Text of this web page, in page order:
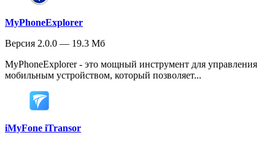
MyPhoneExplorer
Версия 2.0.0 — 19.3 Мб
MyPhoneExplorer - это мощный инструмент для управления
мобильным устройством, который позволяет...
iMyFone iTransor